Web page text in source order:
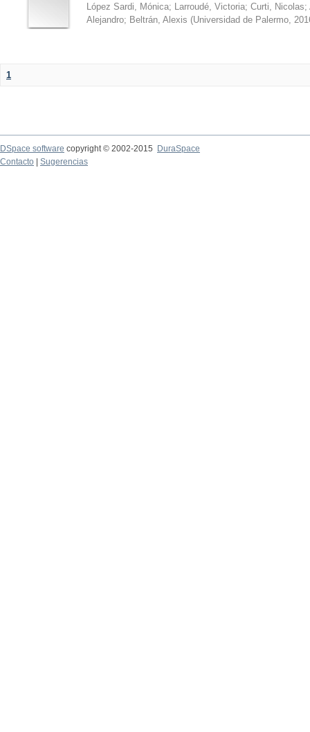
López Sardi, Mónica; Larroudé, Victoria; Curti, Nicolas;
Alejandro; Beltrán, Alexis (Universidad de Palermo,
1
DSpace software copyright © 2002-2015
DuraSpace
Contacto
Sugerencias